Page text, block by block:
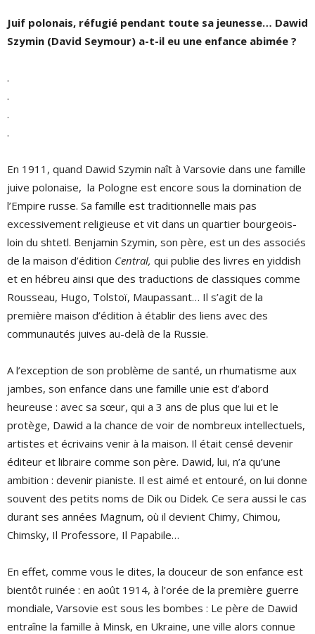
Juif polonais, réfugié pendant toute sa jeunesse… Dawid
Szymin (David Seymour) a-t-il eu une enfance abimée ?
.
.
.
.
En 1911, quand Dawid Szymin naît à Varsovie dans une famille
juive polonaise, la Pologne est encore sous la domination de
l’Empire russe. Sa famille est traditionnelle mais pas
excessivement religieuse et vit dans un quartier bourgeois-
loin du shtetl. Benjamin Szymin, son père, est un des associés
de la maison d’édition Central, qui publie des livres en yiddish
et en hébreu ainsi que des traductions de classiques comme
Rousseau, Hugo, Tolstoï, Maupassant… Il s’agit de la
première maison d’édition à établir des liens avec des
communautés juives au-delà de la Russie.
A l’exception de son problème de santé, un rhumatisme aux
jambes, son enfance dans une famille unie est d’abord
heureuse : avec sa sœur, qui a 3 ans de plus que lui et le
protège, Dawid a la chance de voir de nombreux intellectuels,
artistes et écrivains venir à la maison. Il était censé devenir
éditeur et libraire comme son père. Dawid, lui, n’a qu’une
ambition : devenir pianiste. Il est aimé et entouré, on lui donne
souvent des petits noms de Dik ou Didek. Ce sera aussi le cas
durant ses années Magnum, où il devient Chimy, Chimou,
Chimsky, Il Professore, Il Papabile…
En effet, comme vous le dites, la douceur de son enfance est
bientôt ruinée : en août 1914, à l’orée de la première guerre
mondiale, Varsovie est sous les bombes : Le père de Dawid
entraîne la famille à Minsk, en Ukraine, une ville alors connue